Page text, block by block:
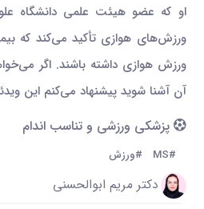
او که عضو هیئت علمی دانشگاه
ورزش هوازی داشته‌ باشند. اگر
آن آشنا شوید پیشنهاد می‌کنم این
پزشکی ورزشی و تناسب اندام
#MS #ورزش
دکتر مریم ابوالحسنی